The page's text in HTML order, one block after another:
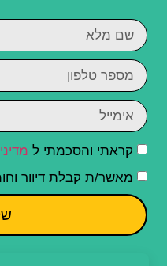
קראתי והסכמתי ל
מאשר/ת קבלת דיוור